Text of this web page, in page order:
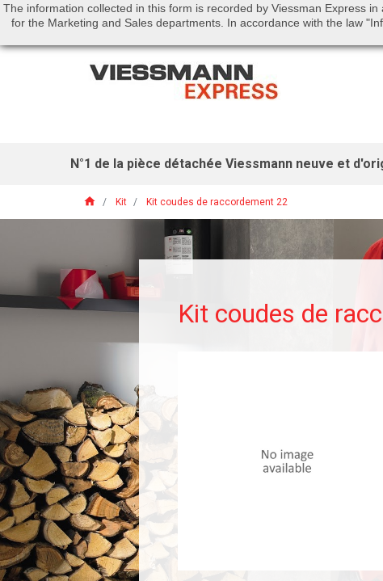
Call us:01 46 01 51 53
N°1 de la pièce détachée Viessmann neuve et
home Kit Kit coudes de raccordement 22
Kit coudes de
The information collected in this form is recorded by Viessman Express
for the Marketing and Sales departments. In accordance with the law